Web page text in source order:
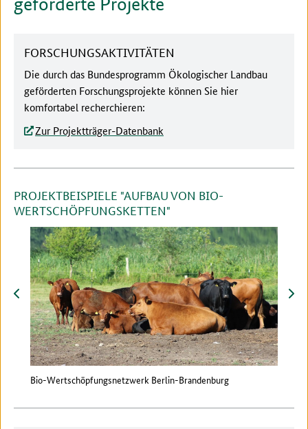
FORSCHUNGSAKTIVITÄTEN
Die durch das Bundesprogramm Ökologischer Landbau
geförderten Forschungsprojekte können Sie hier
komfortabel recherchieren:
Zur Projektträger-Datenbank
PROJEKTBEISPIELE "AUFBAU VON BIO-
WERTSCHÖPFUNGSKETTEN"
zurück
Bio-Wertschöpfungsnetzwerk Berlin-Brandenburg
vor